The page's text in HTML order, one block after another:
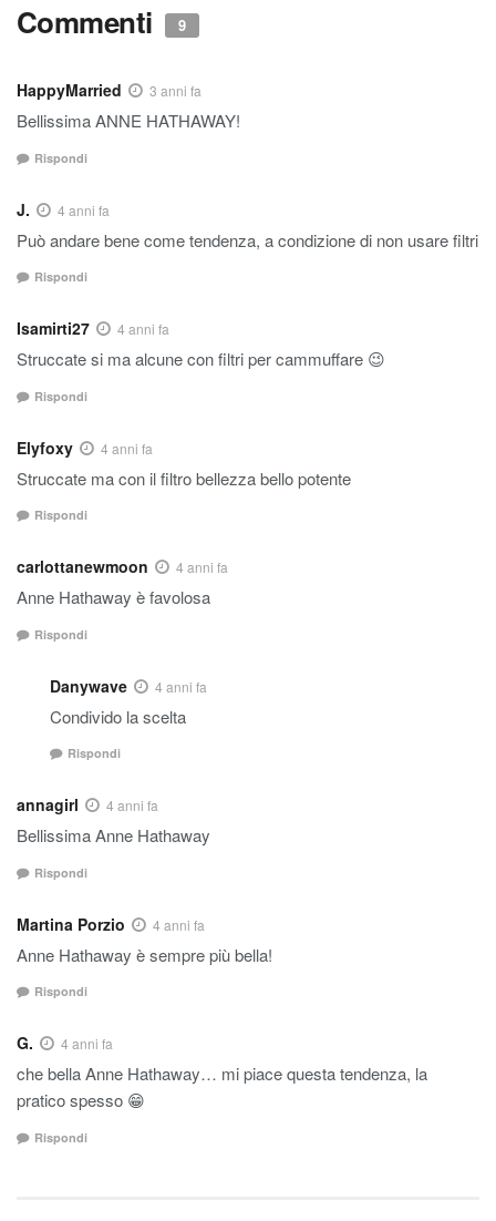
Commenti 9
HappyMarried 3 anni fa
Bellissima ANNE HATHAWAY!
Rispondi
J. 4 anni fa
Può andare bene come tendenza, a condizione di non usare filtri
Rispondi
Isamirti27 4 anni fa
Struccate si ma alcune con filtri per cammuffare 😉
Rispondi
Elyfoxy 4 anni fa
Struccate ma con il filtro bellezza bello potente
Rispondi
carlottanewmoon 4 anni fa
Anne Hathaway è favolosa
Rispondi
Danywave 4 anni fa
Condivido la scelta
Rispondi
annagirl 4 anni fa
Bellissima Anne Hathaway
Rispondi
Martina Porzio 4 anni fa
Anne Hathaway è sempre più bella!
Rispondi
G. 4 anni fa
che bella Anne Hathaway… mi piace questa tendenza, la
pratico spesso 😁
Rispondi